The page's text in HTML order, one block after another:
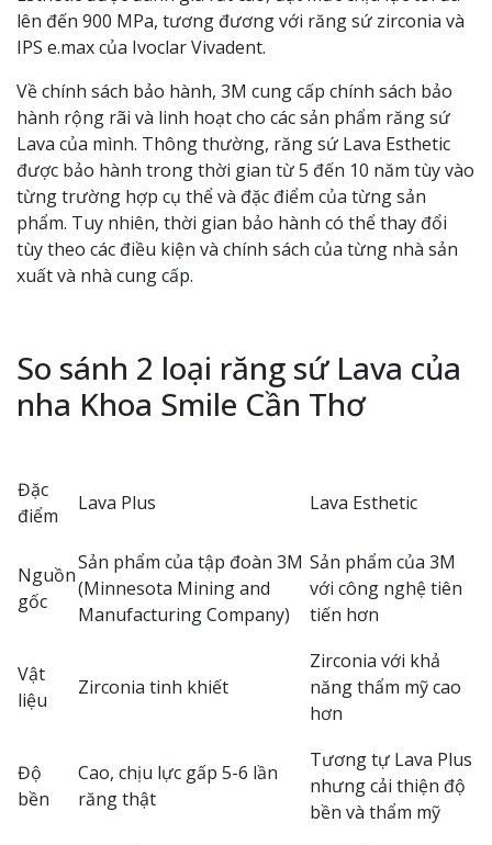
lên đến 900 MPa, tương đương với răng sứ zirconia và
IPS e.max của Ivoclar Vivadent.
Về chính sách bảo hành, 3M cung cấp chính sách bảo
hành rộng rãi và linh hoạt cho các sản phẩm răng sứ
Lava của mình. Thông thường, răng sứ Lava Esthetic
được bảo hành trong thời gian từ 5 đến 10 năm tùy vào
từng trường hợp cụ thể và đặc điểm của từng sản
phẩm. Tuy nhiên, thời gian bảo hành có thể thay đổi
tùy theo các điều kiện và chính sách của từng nhà sản
xuất và nhà cung cấp.
So sánh 2 loại răng sứ Lava của
nha Khoa Smile Cần Thơ
Đặc
điểm
Lava Plus Lava Esthetic
Nguồn
gốc
Sản phẩm của tập đoàn 3M
(Minnesota Mining and
Manufacturing Company)
Sản phẩm của 3M
với công nghệ tiên
tiến hơn
Vật
liệu
Zirconia tinh khiết
Zirconia với khả
năng thẩm mỹ cao
hơn
Độ
bền
Cao, chịu lực gấp 5-6 lần
răng thật
Tương tự Lava Plus
nhưng cải thiện độ
bền và thẩm mỹ